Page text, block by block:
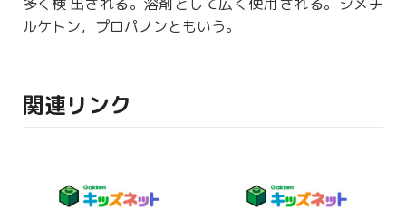
ルケトン，プロパノンともいう。
関連リンク